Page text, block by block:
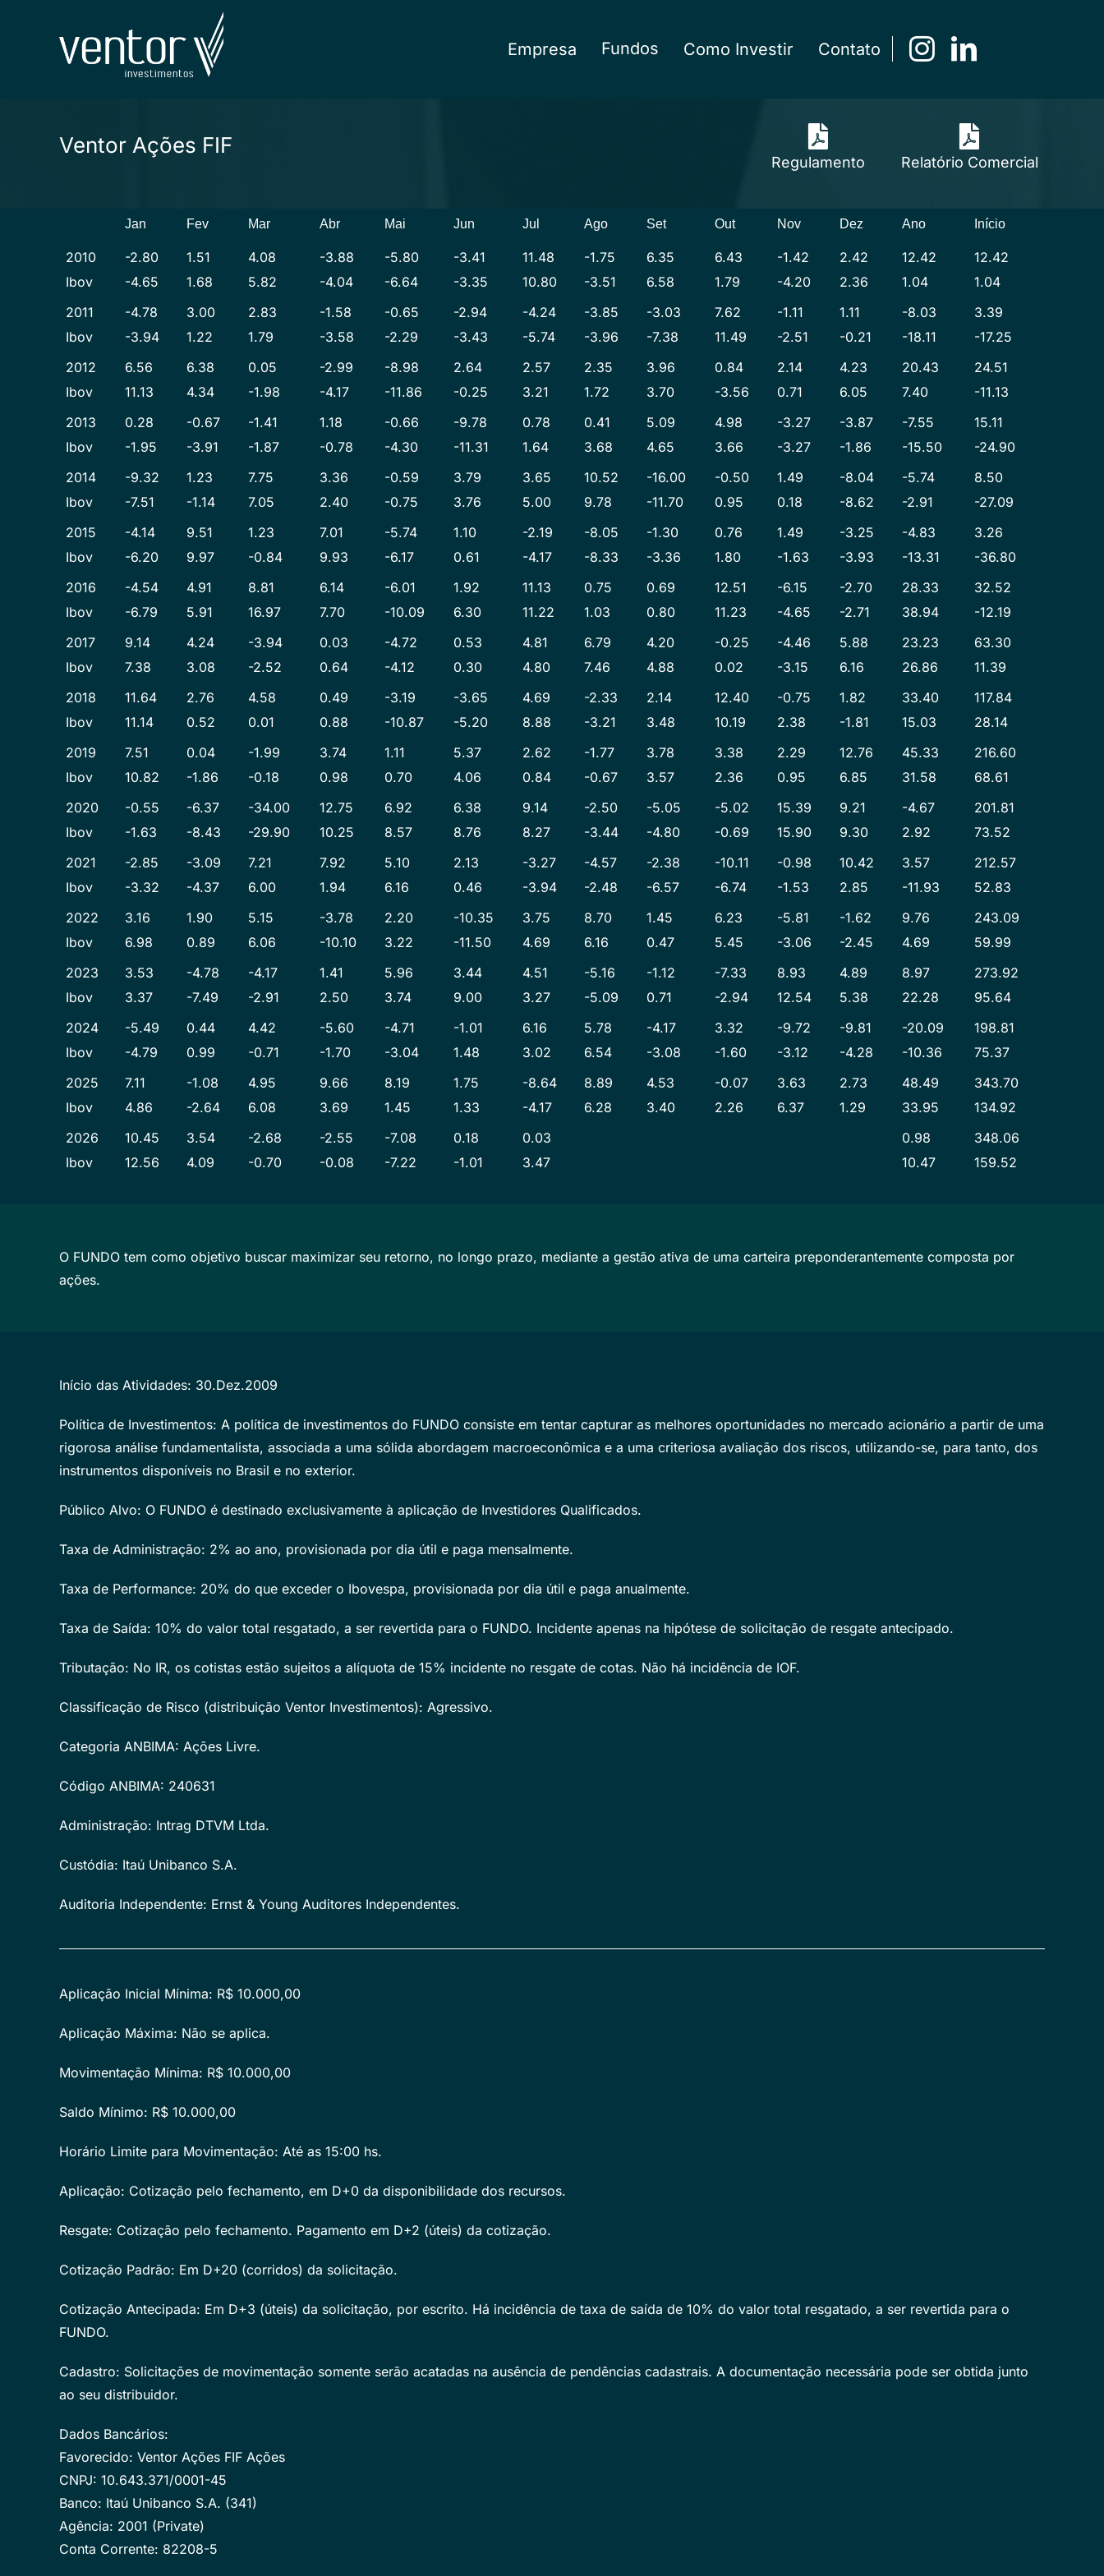
Empresa Fundos Como Investir Contato
Ventor Ações FIF
Regulamento Relatório Comercial
Jan Fev Mar Abr Mai Jun Jul Ago Set Out Nov Dez Ano Início
2010 -2.80 1.51 4.08 -3.88 -5.80 -3.41 11.48 -1.75 6.35 6.43 -1.42 2.42 12.42
12.42
Ibov
-4.65 1.68 5.82 -4.04 -6.64 -3.35 10.80 -3.51 6.58 1.79 -4.20 2.36 1.04
1.04
2011
-4.78 3.00 2.83 -1.58 -0.65 -2.94 -4.24 -3.85 -3.03 7.62 -1.11 1.11 -8.03
3.39
Ibov
-3.94 1.22 1.79 -3.58 -2.29 -3.43 -5.74 -3.96 -7.38 11.49 -2.51 -0.21 -18.11
-17.25
2012
6.56 6.38 0.05 -2.99 -8.98 2.64 2.57 2.35 3.96 0.84 2.14 4.23 20.43
24.51
Ibov
11.13 4.34 -1.98 -4.17 -11.86 -0.25 3.21 1.72 3.70 -3.56 0.71 6.05 7.40
-11.13
2013
0.28 -0.67 -1.41 1.18 -0.66 -9.78 0.78 0.41 5.09 4.98 -3.27 -3.87 -7.55
15.11
Ibov
-1.95 -3.91 -1.87 -0.78 -4.30 -11.31 1.64 3.68 4.65 3.66 -3.27 -1.86 -15.50
-24.90
2014
-9.32 1.23 7.75 3.36 -0.59 3.79 3.65 10.52 -16.00 -0.50 1.49 -8.04 -5.74
8.50
Ibov
-7.51 -1.14 7.05 2.40 -0.75 3.76 5.00 9.78 -11.70 0.95 0.18 -8.62 -2.91
-27.09
2015
-4.14 9.51 1.23 7.01 -5.74 1.10 -2.19 -8.05 -1.30 0.76 1.49 -3.25 -4.83
3.26
Ibov
-6.20 9.97 -0.84 9.93 -6.17 0.61 -4.17 -8.33 -3.36 1.80 -1.63 -3.93 -13.31
-36.80
2016
-4.54 4.91 8.81 6.14 -6.01 1.92 11.13 0.75 0.69 12.51 -6.15 -2.70 28.33
32.52
Ibov
-6.79 5.91 16.97 7.70 -10.09 6.30 11.22 1.03 0.80 11.23 -4.65 -2.71 38.94
-12.19
2017
9.14 4.24 -3.94 0.03 -4.72 0.53 4.81 6.79 4.20 -0.25 -4.46 5.88 23.23
63.30
Ibov
7.38 3.08 -2.52 0.64 -4.12 0.30 4.80 7.46 4.88 0.02 -3.15 6.16 26.86
11.39
2018
11.64 2.76 4.58 0.49 -3.19 -3.65 4.69 -2.33 2.14 12.40 -0.75 1.82 33.40
117.84
Ibov
11.14 0.52 0.01 0.88 -10.87 -5.20 8.88 -3.21 3.48 10.19 2.38 -1.81 15.03
28.14
2019
7.51 0.04 -1.99 3.74 1.11 5.37 2.62 -1.77 3.78 3.38 2.29 12.76 45.33
216.60
Ibov
10.82 -1.86 -0.18 0.98 0.70 4.06 0.84 -0.67 3.57 2.36 0.95 6.85 31.58
68.61
2020
-0.55 -6.37 -34.00 12.75 6.92 6.38 9.14 -2.50 -5.05 -5.02 15.39 9.21 -4.67
201.81
Ibov
-1.63 -8.43 -29.90 10.25 8.57 8.76 8.27 -3.44 -4.80 -0.69 15.90 9.30 2.92
73.52
2021
-2.85 -3.09 7.21 7.92 5.10 2.13 -3.27 -4.57 -2.38 -10.11 -0.98 10.42 3.57
212.57
Ibov
-3.32 -4.37 6.00 1.94 6.16 0.46 -3.94 -2.48 -6.57 -6.74 -1.53 2.85 -11.93
52.83
2022
3.16 1.90 5.15 -3.78 2.20 -10.35 3.75 8.70 1.45 6.23 -5.81 -1.62 9.76
243.09
Ibov
6.98 0.89 6.06 -10.10 3.22 -11.50 4.69 6.16 0.47 5.45 -3.06 -2.45 4.69
59.99
2023
3.53 -4.78 -4.17 1.41 5.96 3.44 4.51 -5.16 -1.12 -7.33 8.93 4.89 8.97
273.92
Ibov
3.37 -7.49 -2.91 2.50 3.74 9.00 3.27 -5.09 0.71 -2.94 12.54 5.38 22.28
95.64
2024
-5.49 0.44 4.42 -5.60 -4.71 -1.01 6.16 5.78 -4.17 3.32 -9.72 -9.81 -20.09
198.81
Ibov
-4.79 0.99 -0.71 -1.70 -3.04 1.48 3.02 6.54 -3.08 -1.60 -3.12 -4.28 -10.36
75.37
2025
7.11 -1.08 4.95 9.66 8.19 1.75 -8.64 8.89 4.53 -0.07 3.63 2.73 48.49
343.70
Ibov
4.86 -2.64 6.08 3.69 1.45 1.33 -4.17 6.28 3.40 2.26 6.37 1.29 33.95
134.92
2026
10.45 3.54 -2.68 -2.55 -7.08 0.18 0.03 0.98
348.06
Ibov
12.56 4.09 -0.70 -0.08 -7.22 -1.01 3.47 10.47 159.52
O FUNDO tem como objetivo buscar maximizar seu retorno, no longo prazo, mediante a gestão ativa de uma carteira preponderantemente composta por
ações.
Início das Atividades: 30.Dez.2009
Política de Investimentos: A política de investimentos do FUNDO consiste em tentar capturar as melhores oportunidades no mercado acionário a partir de uma
rigorosa análise fundamentalista, associada a uma sólida abordagem macroeconômica e a uma criteriosa avaliação dos riscos, utilizando-se, para tanto, dos
instrumentos disponíveis no Brasil e no exterior.
Público Alvo: O FUNDO é destinado exclusivamente à aplicação de Investidores Qualificados.
Taxa de Administração: 2% ao ano, provisionada por dia útil e paga mensalmente.
Taxa de Performance: 20% do que exceder o Ibovespa, provisionada por dia útil e paga anualmente.
Taxa de Saída: 10% do valor total resgatado, a ser revertida para o FUNDO. Incidente apenas na hipótese de solicitação de resgate antecipado.
Tributação: No IR, os cotistas estão sujeitos a alíquota de 15% incidente no resgate de cotas. Não há incidência de IOF.
Classificação de Risco (distribuição Ventor Investimentos): Agressivo.
Categoria ANBIMA: Ações Livre.
Código ANBIMA: 240631
Administração: Intrag DTVM Ltda.
Custódia: Itaú Unibanco S.A.
Auditoria Independente: Ernst & Young Auditores Independentes.
Aplicação Inicial Mínima: R$ 10.000,00
Aplicação Máxima: Não se aplica.
Movimentação Mínima: R$ 10.000,00
Saldo Mínimo: R$ 10.000,00
Horário Limite para Movimentação: Até as 15:00 hs.
Aplicação: Cotização pelo fechamento, em D+0 da disponibilidade dos recursos.
Resgate: Cotização pelo fechamento. Pagamento em D+2 (úteis) da cotização.
Cotização Padrão: Em D+20 (corridos) da solicitação.
Cotização Antecipada: Em D+3 (úteis) da solicitação, por escrito. Há incidência de taxa de saída de 10% do valor total resgatado, a ser revertida para o
FUNDO.
Cadastro: Solicitações de movimentação somente serão acatadas na ausência de pendências cadastrais. A documentação necessária pode ser obtida junto
ao seu distribuidor.
Dados Bancários:
Favorecido: Ventor Ações FIF Ações
CNPJ: 10.643.371/0001-45
Banco: Itaú Unibanco S.A. (341)
Agência: 2001 (Private)
Conta Corrente: 82208-5